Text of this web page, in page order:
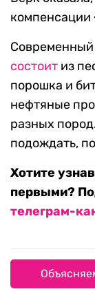
Современный
состоит из
порошка и
нефтяные
разных
подождать,
Хотите
первыми?
телеграм-